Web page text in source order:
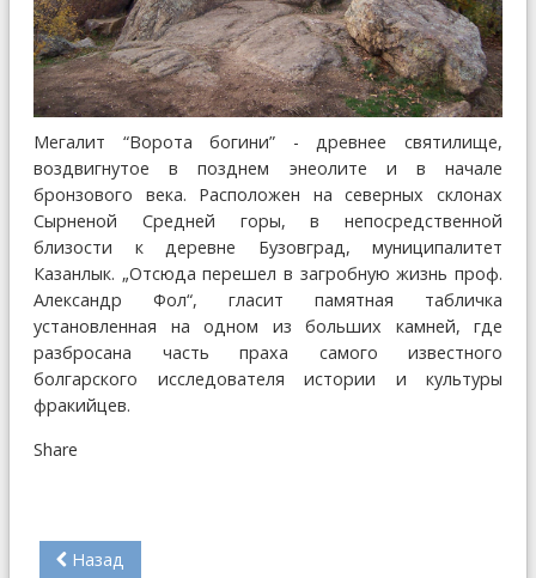
Мегалит “Ворота богини” - древнее святилище,
воздвигнутое в позднем энеолите и в начале
бронзового века. Расположен на северных склонах
Сырненой Средней горы, в непосредственной
близости к деревне Бузовград, муниципалитет
Казанлык. „Отсюда перешел в загробную жизнь проф.
Александр Фол“, гласит памятная табличка
установленная на одном из больших камней, где
разбросана часть праха самого известного
болгарского исследователя истории и культуры
фракийцев.
Share
Назад